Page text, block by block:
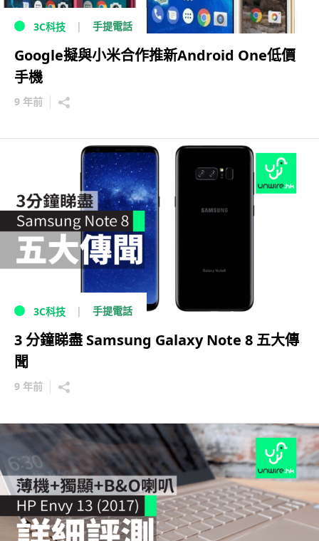
3C科技 手提電話
Google擬與小米合作推新Android One低價
手機
9 年前
3C科技 手提電話
3 分鐘睇盡 Samsung Galaxy Note 8 五大傳
聞
9 年前